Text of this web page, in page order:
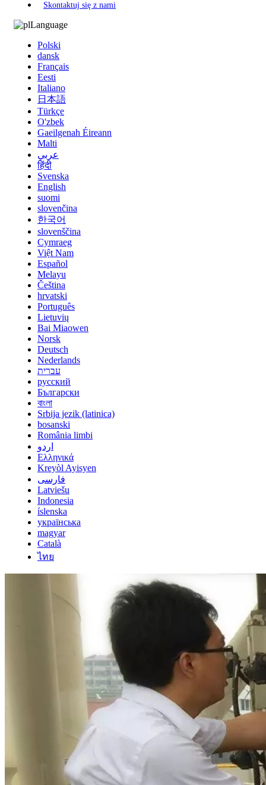
Skontaktuj się z nami
Language
Polski
dansk
Français
Eesti
Italiano
日本語
Türkçe
O'zbek
Gaeilgenah Éireann
Malti
عربي
हिंदी
Svenska
English
suomi
slovenčina
한국어
slovenščina
Cymraeg
Việt Nam
Español
Melayu
Čeština
hrvatski
Português
Lietuvių
Bai Miaowen
Norsk
Deutsch
Nederlands
עברית
русский
Български
বাংলা
Srbija jezik (latinica)
bosanski
România limbi
اردو
Ελληνικά
Kreyòl Ayisyen
فارسی
Latviešu
Indonesia
íslenska
українська
magyar
Català
ไทย